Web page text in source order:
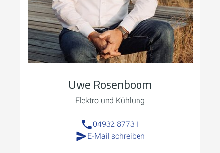
Uwe Rosenboom
Elektro und Kühlung
04932 87731
E-Mail schreiben